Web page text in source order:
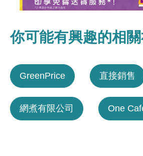
你可能有興趣的相
GreenPrice 直接銷售
網煮有限公司 One